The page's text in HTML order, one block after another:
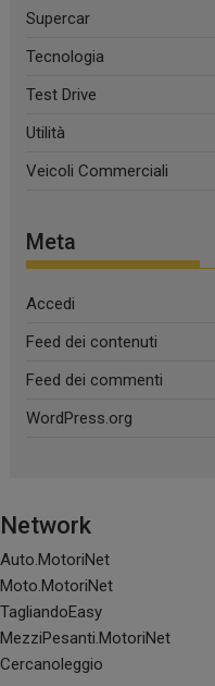
Supercar
Tecnologia
Test Drive
Utilità
Veicoli Commerciali
Meta
Accedi
Feed dei contenuti
Feed dei commenti
WordPress.org
Network
Auto.MotoriNet
Moto.MotoriNet
TagliandoEasy
MezziPesanti.MotoriNet
Cercanoleggio